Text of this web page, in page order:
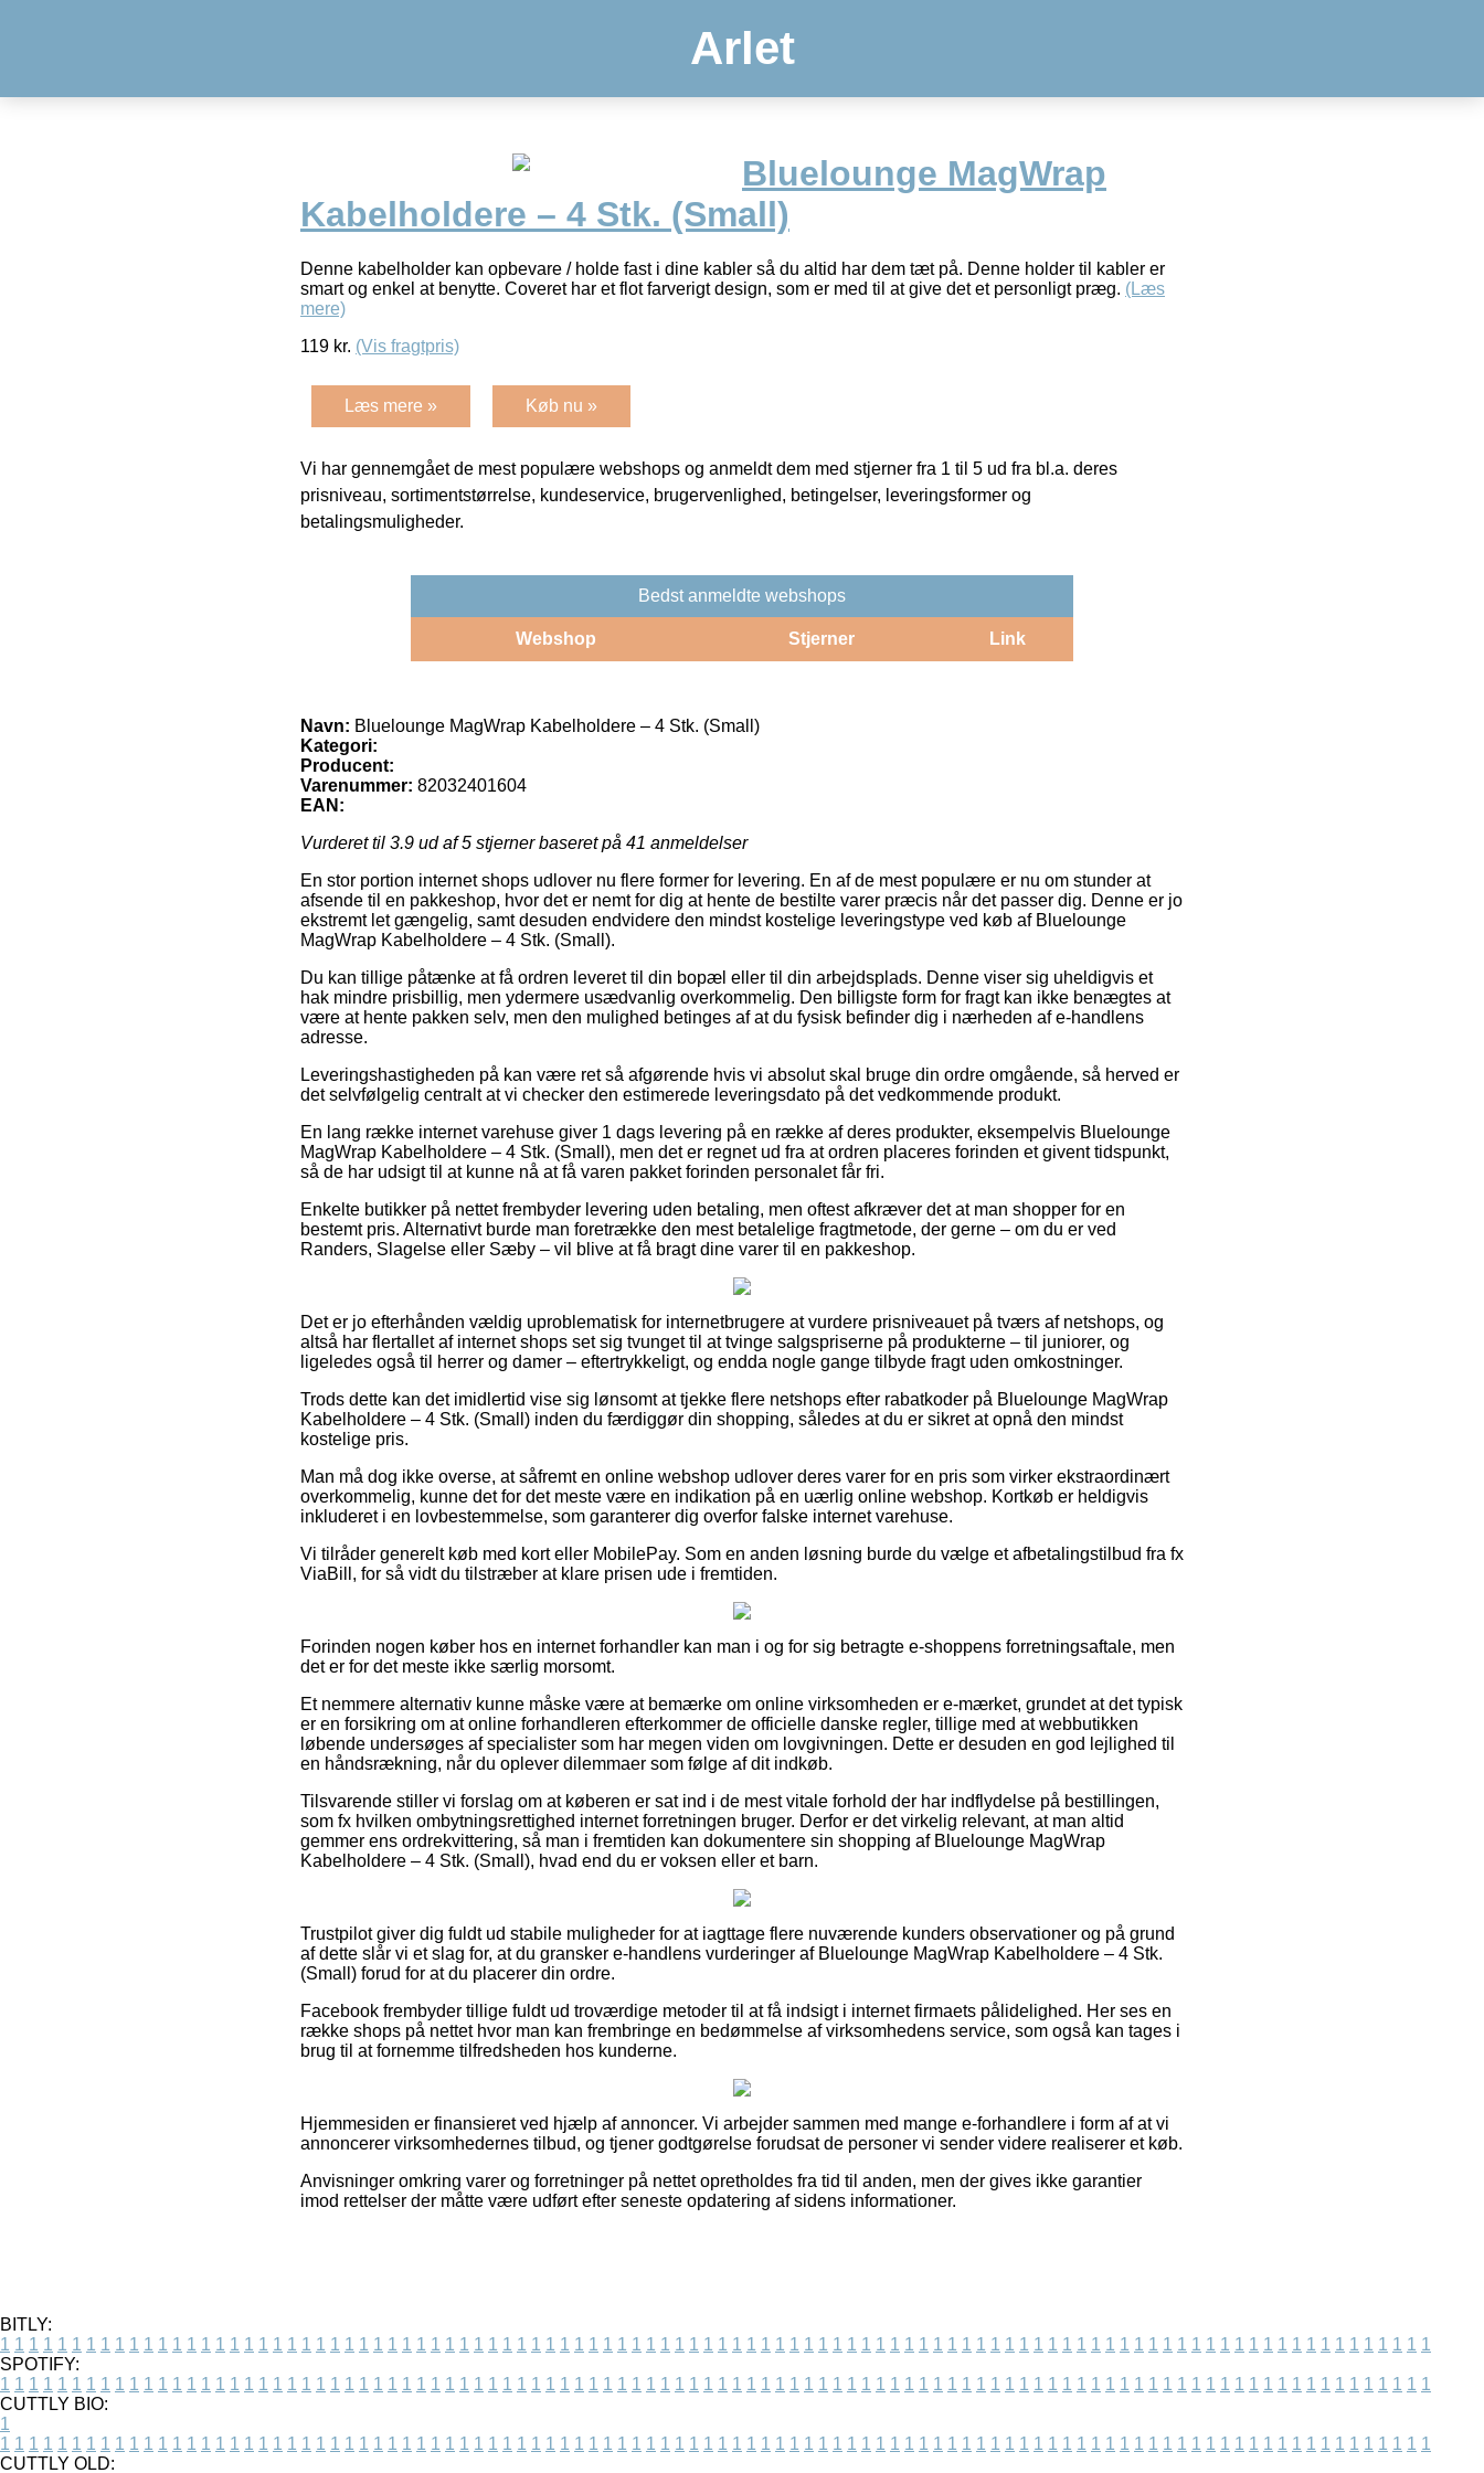
Arlet
Bluelounge MagWrap
Kabelholdere – 4 Stk. (Small)
Denne kabelholder kan opbevare / holde fast i dine kabler så du altid har dem tæt på. Denne holder til kabler er
smart og enkel at benytte. Coveret har et flot farverigt design, som er med til at give det et personligt præg. (Læs
mere)
119 kr. (Vis fragtpris)
Læs mere » Køb nu »
Vi har gennemgået de mest populære webshops og anmeldt dem med stjerner fra 1 til 5 ud fra bl.a. deres
prisniveau, sortimentstørrelse, kundeservice, brugervenlighed, betingelser, leveringsformer og
betalingsmuligheder.
Bedst anmeldte webshops
Webshop Stjerner Link
Navn: Bluelounge MagWrap Kabelholdere – 4 Stk. (Small)
Kategori:
Producent:
Varenummer: 82032401604
EAN:
Vurderet til 3.9 ud af 5 stjerner baseret på 41 anmeldelser
En stor portion internet shops udlover nu flere former for levering. En af de mest populære er nu om stunder at
afsende til en pakkeshop, hvor det er nemt for dig at hente de bestilte varer præcis når det passer dig. Denne er jo
ekstremt let gængelig, samt desuden endvidere den mindst kostelige leveringstype ved køb af Bluelounge
MagWrap Kabelholdere – 4 Stk. (Small).
Du kan tillige påtænke at få ordren leveret til din bopæl eller til din arbejdsplads. Denne viser sig uheldigvis et
hak mindre prisbillig, men ydermere usædvanlig overkommelig. Den billigste form for fragt kan ikke benægtes at
være at hente pakken selv, men den mulighed betinges af at du fysisk befinder dig i nærheden af e-handlens
adresse.
Leveringshastigheden på kan være ret så afgørende hvis vi absolut skal bruge din ordre omgående, så herved er
det selvfølgelig centralt at vi checker den estimerede leveringsdato på det vedkommende produkt.
En lang række internet varehuse giver 1 dags levering på en række af deres produkter, eksempelvis Bluelounge
MagWrap Kabelholdere – 4 Stk. (Small), men det er regnet ud fra at ordren placeres forinden et givent tidspunkt,
så de har udsigt til at kunne nå at få varen pakket forinden personalet får fri.
Enkelte butikker på nettet frembyder levering uden betaling, men oftest afkræver det at man shopper for en
bestemt pris. Alternativt burde man foretrække den mest betalelige fragtmetode, der gerne – om du er ved
Randers, Slagelse eller Sæby – vil blive at få bragt dine varer til en pakkeshop.
Det er jo efterhånden vældig uproblematisk for internetbrugere at vurdere prisniveauet på tværs af netshops, og
altså har flertallet af internet shops set sig tvunget til at tvinge salgspriserne på produkterne – til juniorer, og
ligeledes også til herrer og damer – eftertrykkeligt, og endda nogle gange tilbyde fragt uden omkostninger.
Trods dette kan det imidlertid vise sig lønsomt at tjekke flere netshops efter rabatkoder på Bluelounge MagWrap
Kabelholdere – 4 Stk. (Small) inden du færdiggør din shopping, således at du er sikret at opnå den mindst
kostelige pris.
Man må dog ikke overse, at såfremt en online webshop udlover deres varer for en pris som virker ekstraordinært
overkommelig, kunne det for det meste være en indikation på en uærlig online webshop. Kortkøb er heldigvis
inkluderet i en lovbestemmelse, som garanterer dig overfor falske internet varehuse.
Vi tilråder generelt køb med kort eller MobilePay. Som en anden løsning burde du vælge et afbetalingstilbud fra fx
ViaBill, for så vidt du tilstræber at klare prisen ude i fremtiden.
Forinden nogen køber hos en internet forhandler kan man i og for sig betragte e-shoppens forretningsaftale, men
det er for det meste ikke særlig morsomt.
Et nemmere alternativ kunne måske være at bemærke om online virksomheden er e-mærket, grundet at det typisk
er en forsikring om at online forhandleren efterkommer de officielle danske regler, tillige med at webbutikken
løbende undersøges af specialister som har megen viden om lovgivningen. Dette er desuden en god lejlighed til
en håndsrækning, når du oplever dilemmaer som følge af dit indkøb.
Tilsvarende stiller vi forslag om at køberen er sat ind i de mest vitale forhold der har indflydelse på bestillingen,
som fx hvilken ombytningsrettighed internet forretningen bruger. Derfor er det virkelig relevant, at man altid
gemmer ens ordrekvittering, så man i fremtiden kan dokumentere sin shopping af Bluelounge MagWrap
Kabelholdere – 4 Stk. (Small), hvad end du er voksen eller et barn.
Trustpilot giver dig fuldt ud stabile muligheder for at iagttage flere nuværende kunders observationer og på grund
af dette slår vi et slag for, at du gransker e-handlens vurderinger af Bluelounge MagWrap Kabelholdere – 4 Stk.
(Small) forud for at du placerer din ordre.
Facebook frembyder tillige fuldt ud troværdige metoder til at få indsigt i internet firmaets pålidelighed. Her ses en
række shops på nettet hvor man kan frembringe en bedømmelse af virksomhedens service, som også kan tages i
brug til at fornemme tilfredsheden hos kunderne.
Hjemmesiden er finansieret ved hjælp af annoncer. Vi arbejder sammen med mange e-forhandlere i form af at vi
annoncerer virksomhedernes tilbud, og tjener godtgørelse forudsat de personer vi sender videre realiserer et køb.
Anvisninger omkring varer og forretninger på nettet opretholdes fra tid til anden, men der gives ikke garantier
imod rettelser der måtte være udført efter seneste opdatering af sidens informationer.
BITLY:
1 1 1 1 1 1 1 1 1 1 1 1 1 1 1 1 1 1 1 1 1 1 1 1 1 1 1 1 1 1 1 1 1 1 1 1 1 1 1 1 1 1 1 1 1 1 1 1 1 1 1 1 1 1 1 1 1 1 1 1 1 1 1 1 1 1 1 1 1 1 1 1 1 1 1 1 1 1 1 1 1 1 1 1 1 1 1 1 1 1 1 1 1 1 1 1 1 1 1 1
SPOTIFY:
1 1 1 1 1 1 1 1 1 1 1 1 1 1 1 1 1 1 1 1 1 1 1 1 1 1 1 1 1 1 1 1 1 1 1 1 1 1 1 1 1 1 1 1 1 1 1 1 1 1 1 1 1 1 1 1 1 1 1 1 1 1 1 1 1 1 1 1 1 1 1 1 1 1 1 1 1 1 1 1 1 1 1 1 1 1 1 1 1 1 1 1 1 1 1 1 1 1 1 1
CUTTLY BIO:
1
1 1 1 1 1 1 1 1 1 1 1 1 1 1 1 1 1 1 1 1 1 1 1 1 1 1 1 1 1 1 1 1 1 1 1 1 1 1 1 1 1 1 1 1 1 1 1 1 1 1 1 1 1 1 1 1 1 1 1 1 1 1 1 1 1 1 1 1 1 1 1 1 1 1 1 1 1 1 1 1 1 1 1 1 1 1 1 1 1 1 1 1 1 1 1 1 1 1 1 1
CUTTLY OLD: